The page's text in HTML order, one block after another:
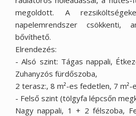
megoldott. A
napelemrendszer csökkenti,
bővíthető.
Elrendezés:
- Alsó szint: Tágas nappali,
Zuhanyzós fürdőszoba,
2 terasz:, 8 m²-es fedetlen, 7
- Felső szint (tölgyfa lépcsőn
Nagy nappali, 1 + 2 félszoba,